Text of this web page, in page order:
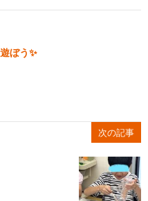
ぼう✨
次の記事